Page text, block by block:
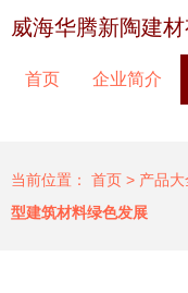
威海华腾新陶建材
首页 企业简介
当前位置： 首页 > 产品大
型建筑材料绿色发展